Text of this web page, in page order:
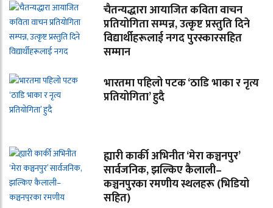
चैतन्यद्धारा आयाजित कविता वाचन
प्रतियोगिता सम्पन्न, उत्कृष्ट प्रस्तुति दिने
विद्यार्थीहरूलाई नगद पुरस्कारसहित
सम्मान
भारतमा पहिलो पटक ‘ठाडि भाका र नृत्य
प्रतियोगिता’ हुदै
ह्यारी कार्की अभिनीत ‘मेरा कञ्चनपुर’
सार्वजनिक, झल्किए कैलाली–
कञ्चनपुरका रमणीय स्थलहरू (भिडियो
सहित)